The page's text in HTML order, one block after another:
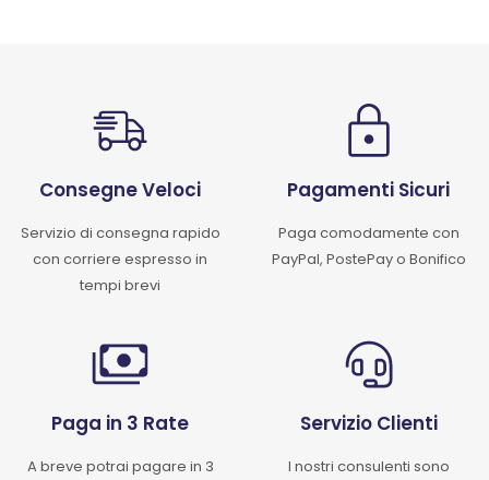
Consegne Veloci
Servizio di consegna rapido
con corriere espresso in
tempi brevi
Pagamenti Sicuri
Paga comodamente con
PayPal, PostePay o Bonifico
Paga in 3 Rate
A breve potrai pagare in 3
Servizio Clienti
I nostri consulenti sono